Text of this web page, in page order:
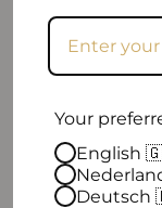
Your
English